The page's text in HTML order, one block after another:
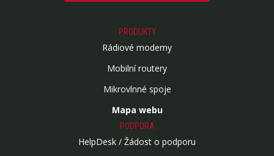
PRODUKTY
Rádiové modemy
Mobilní routery
Mikrovlnné spoje
Mapa webu
PODPORA
HelpDesk / Žádost o podporu